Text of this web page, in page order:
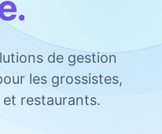
de gestion
les grossistes,
restaurants.